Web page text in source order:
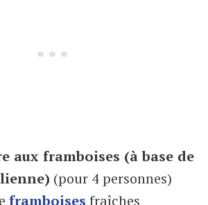
aux framboises (à base de
(pour 4 personnes)
framboises fraîches